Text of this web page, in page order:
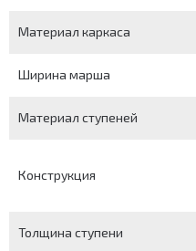
Материал каркаса
Ширина марша
Материал ступеней
Конструкция
Толщина ступени